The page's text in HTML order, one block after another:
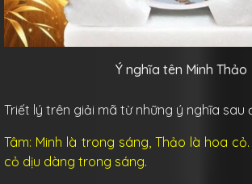
Ý nghĩa tên Minh Thảo
Triết lý trên giải mã từ những ý nghĩa sau
Tâm: Minh là trong sáng, Thảo là hoa
cỏ dịu dàng trong sáng.